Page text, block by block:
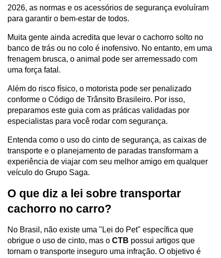
2026, as normas e os acessórios de segurança evoluíram
para garantir o bem-estar de todos.
Muita gente ainda acredita que levar o cachorro solto no
banco de trás ou no colo é inofensivo. No entanto, em uma
frenagem brusca, o animal pode ser arremessado com
uma força fatal.
Além do risco físico, o motorista pode ser penalizado
conforme o Código de Trânsito Brasileiro. Por isso,
preparamos este guia com as práticas validadas por
especialistas para você rodar com segurança.
Entenda como o uso do cinto de segurança, as caixas de
transporte e o planejamento de paradas transformam a
experiência de viajar com seu melhor amigo em qualquer
veículo do Grupo Saga.
O que diz a lei sobre transportar
cachorro no carro?
No Brasil, não existe uma "Lei do Pet" específica que
obrigue o uso de cinto, mas o CTB possui artigos que
tornam o transporte inseguro uma infração. O objetivo é